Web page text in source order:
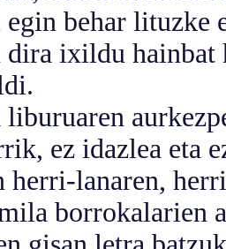
behar lituzke
ixildu hainbat
ez idazlea eta
herri-lanaren,
borrokalarien